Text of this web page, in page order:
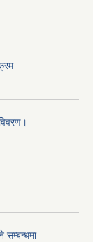
सम्बन्धमा